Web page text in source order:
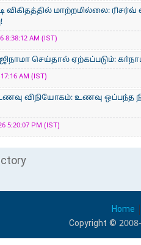
விகிதத்தில் மாற்றமில்லை:
AM (IST)
செய்தால் ஏற்கப்படும்:
AM (IST)
விநியோகம்: உணவு ஒப்பந்த
PM (IST)
Home
Copyright ©